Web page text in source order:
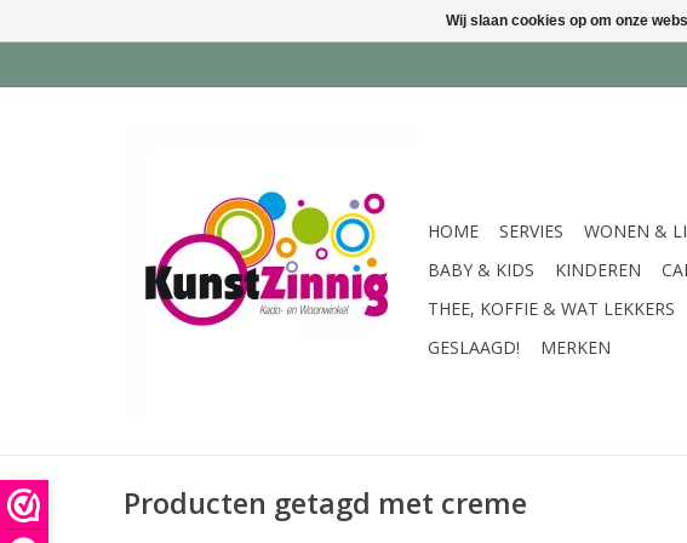
HOME SERVIES WONEN &
BABY & KIDS
KINDEREN
THEE, KOFFIE & WAT LEKKERS
GESLAAGD!
MERKEN
Producten getagd met creme
Wij slaan cookies op om onze